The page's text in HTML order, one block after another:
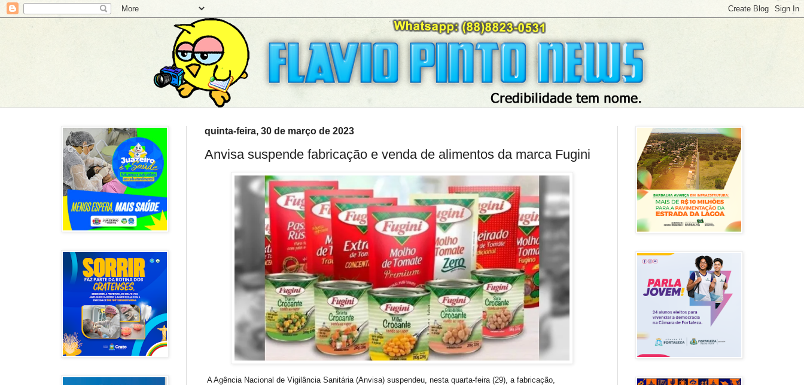
quinta-feira, 30 de março de 2023
Anvisa suspende fabricação e venda de alimentos da marca Fugini
A Agência Nacional de Vigilância Sanitária (Anvisa) suspendeu, nesta quarta-feira (29), a fabricação,